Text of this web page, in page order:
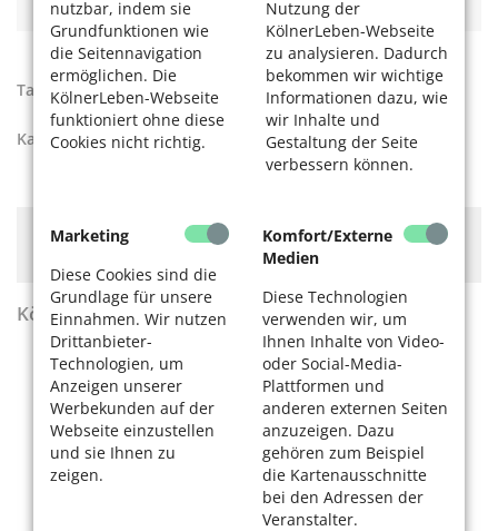
nutzbar, indem sie
Grundfunktionen wie
die Seitennavigation
ermöglichen. Die
KölnerLeben-Webseite
funktioniert ohne diese
Cookies nicht richtig.
Nutzung der
KölnerLeben-Webseite
zu analysieren. Dadurch
bekommen wir wichtige
Informationen dazu, wie
wir Inhalte und
Gestaltung der Seite
verbessern können.
Marketing
Diese Cookies sind die
Grundlage für unsere
Einnahmen. Wir nutzen
Drittanbieter-
Technologien, um
Anzeigen unserer
Werbekunden auf der
Webseite einzustellen
und sie Ihnen zu
zeigen.
Komfort/Externe
Medien
Diese Technologien
verwenden wir, um
Ihnen Inhalte von Video-
oder Social-Media-
Plattformen und
anderen externen Seiten
anzuzeigen. Dazu
gehören zum Beispiel
die Kartenausschnitte
bei den Adressen der
Veranstalter.
Tags: Zentralbibliothek
Kategorien: Kultur , Unser Köln
Hier könnte Werbung stehen, mit der wir uns
finanzieren. Bitte akzeptieren Sie dieCookie-Meldung
KölnerLeben Sommer 2026